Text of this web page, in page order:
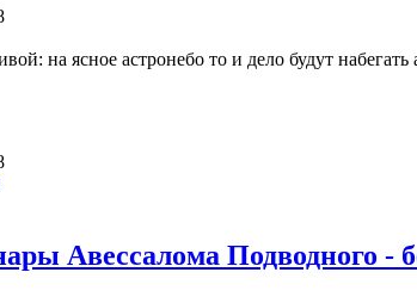
на ясное астронебо то и дело будут
Авессалома Подводного -